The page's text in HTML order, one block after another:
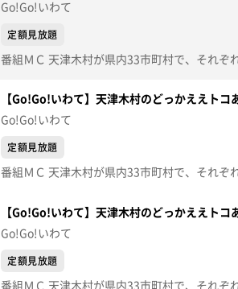
Go!Go!いわて
定額見放題
【Go!Go!いわて】天津木村のどっかええト
Go!Go!いわて
定額見放題
【Go!Go!いわて】天津木村のどっかええト
Go!Go!いわて
定額見放題